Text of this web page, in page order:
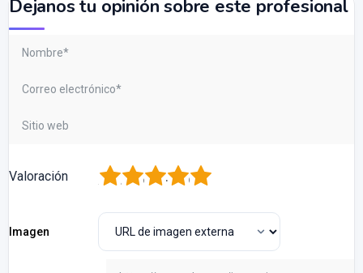
Dejanos tu opinión sobre este profesional
Valoración 5
4
3
2
Imagen